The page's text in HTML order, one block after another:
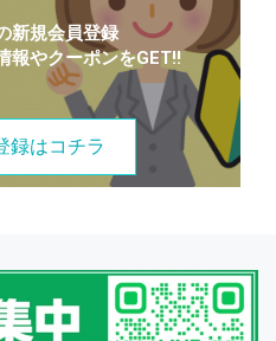
新規会員登録
報やクーポンをGET!!
録はコチラ